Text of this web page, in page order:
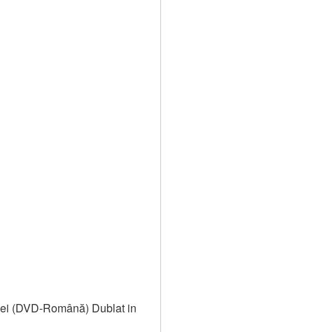
(DVD-Română) Dublat in